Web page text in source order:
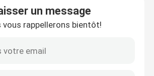
un message
vous rappellerons bientôt!